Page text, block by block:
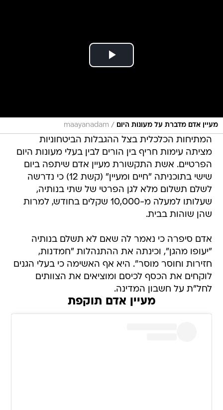
מעיין אדם מדברת על מעונות היום /
maayanadam
המתיחות הכלכלית בצל ההגבלות הביטחוניות
מציתה עימות חריף בין הורים לבין בעלי מעונות היום
הפרטיים. אשת התקשורת מעיין אדם שיתפה ביום
שישי בתוכניתה "חיים ומעיין" (קשת 12) כי נדרשה
לשלם תשלום מלא לגן הפרטי של שתי בנותיה,
שעלותו למעלה מ-10,000 שקלים בחודש, למרות
שהן שוהות בבית.
אדם סיפרה כי נאמר לה שאם לא תשלם בנותיה
"יעופו מהגן", וכינתה את ההתנהלות "חמדנות,
חזירות וחוסר מוסר". היא אף האשימה כי בעלי הגנים
לוקחים את הכסף לכיסם ומוציאים את הצוותים
לחל"ת על חשבון המדינה.
מעיין אדם תוקפת